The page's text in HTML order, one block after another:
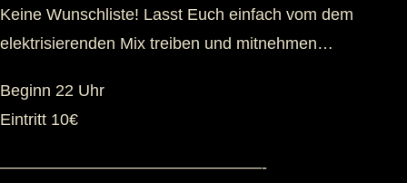
Keine Wunschliste! Lasst Euch einfach vom dem
elektrisierenden Mix treiben und mitnehmen…
Beginn 22 Uhr
Eintritt 10€
————————————————-